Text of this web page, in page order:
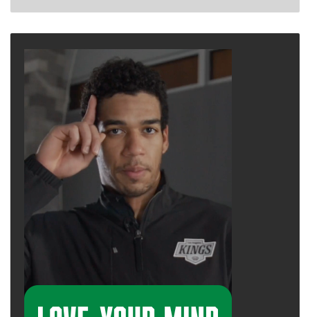
phải bằng những đột phá ngoạn mục, mà là
những khoảnh khắc kiên trì lựa chọn quay trở
Đi bộ như một cách thiền định
Thích Nhất Hạnh thường nói: “Hãy bước đi như
thể bạn đang hôn Trái Đất bằng đôi chân của
mình.”
Ông coi việc đi bộ không phải là một cách để
đến một nơi nào đó, mà là một cách thực hành
sự hiện diện. Và khoa học đã chứng minh điều